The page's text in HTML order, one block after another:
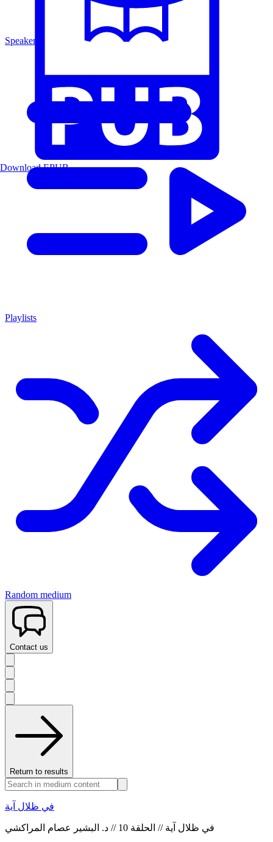
Speakers
Playlists
Random medium
Contact us
Return to results
في ظلال آية
في ظلال آية // الحلقة 10 // د. البشير عصام المراكشي
Download EPUB